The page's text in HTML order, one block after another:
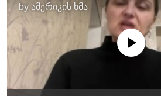
by ამერიკის ხმა
No media source